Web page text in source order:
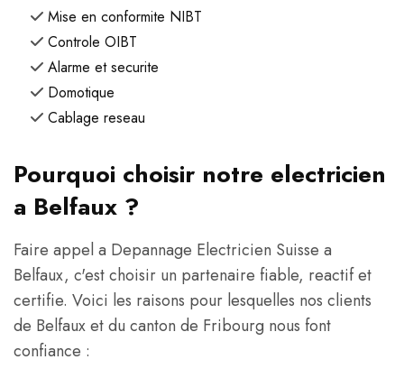
Mise en conformite NIBT
Controle OIBT
Alarme et securite
Domotique
Cablage reseau
Pourquoi choisir notre electricien
a Belfaux ?
Faire appel a Depannage Electricien Suisse a
Belfaux, c'est choisir un partenaire fiable, reactif et
certifie. Voici les raisons pour lesquelles nos clients
de Belfaux et du canton de Fribourg nous font
confiance :